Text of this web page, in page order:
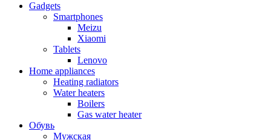
Gadgets
Smartphones
Meizu
Xiaomi
Tablets
Lenovo
Home appliances
Heating radiators
Water heaters
Boilers
Gas water heater
Обувь
Мужская